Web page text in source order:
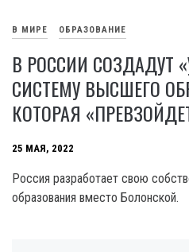
В МИРЕ ОБРАЗОВАНИЕ
В РОССИИ СОЗДАДУТ
СИСТЕМУ ВЫСШЕГО
КОТОРАЯ
25 МАЯ, 2022
Россия разработает свою
образования вместо Болонской.